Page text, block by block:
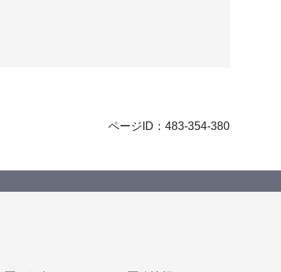
ページID：483-354-380